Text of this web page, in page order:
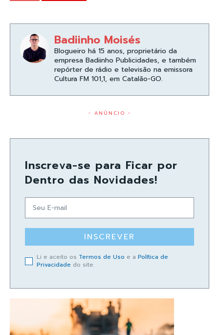
Badiinho Moisés
Blogueiro há 15 anos, proprietário da
empresa Badiinho Publicidades, e também
repórter de rádio e televisão na emissora
Cultura FM 101,1, em Catalão-GO.
- ANÚNCIO -
Inscreva-se para Ficar por
Dentro das Novidades!
INSCREVER
Li e aceito os Termos de Uso e a Política de
Privacidade do site.